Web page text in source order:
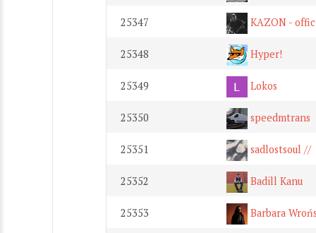
25347 KAZON -
25348 Hyper!
25349 Lokos
25350 speedmtrans
25351 sadlostsoul //
25352 Badill Kanu
25353 Barbara